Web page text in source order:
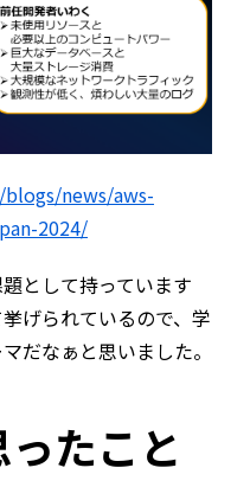
news/aws-
2024/
として持っています
げられているので、学
だなぁと思いました。
たこと